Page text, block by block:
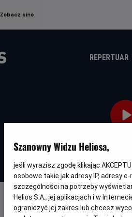
Zobacz kino
REPERTUAR
Szanowny Widzu Heliosa,
jeśli wyrazisz zgodę klikając
osobowe takie jak adresy IP, adresy
szczególności na potrzeby
Helios S.A., jej aplikacjach i w
ograniczyć jej zakres lub chcesz